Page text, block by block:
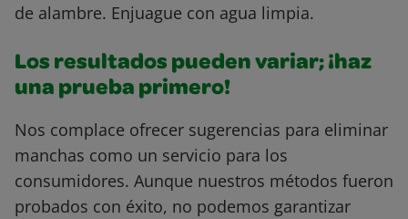
de alambre. Enjuague con agua limpia.
Los resultados pueden variar; ¡haz
una prueba primero!
Nos complace ofrecer sugerencias para eliminar
manchas como un servicio para los
consumidores. Aunque nuestros métodos fueron
probados con éxito, no podemos garantizar